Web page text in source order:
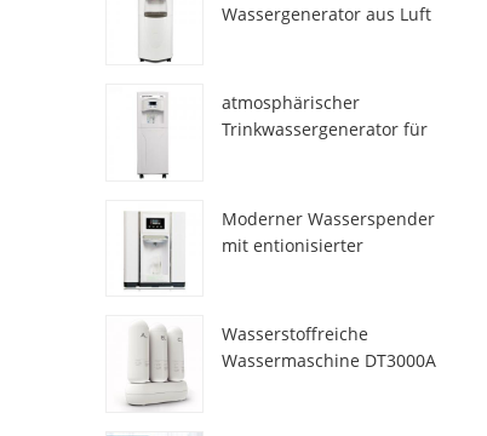
Wassergenerator aus Luft
atmosphärischer
Trinkwassergenerator für
Moderner Wasserspender
mit entionisierter
Wasserstoffreiche
Wassermaschine DT3000A